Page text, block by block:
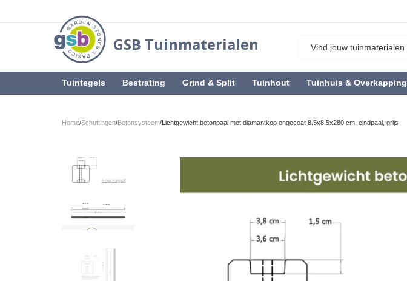
GSB Tuinmaterialen
Tuintegels Bestrating Grind & Split Tuinhout Tuinhuis & Overkapping
Home/Schuttingen/Betonsysteem/Lichtgewicht betonpaal met diamantkop ongecoat 8.5x8.5x280 cm, eindpaal, grijs